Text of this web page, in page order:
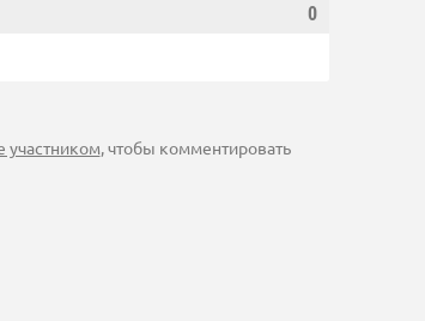
0
участником, чтобы комментировать